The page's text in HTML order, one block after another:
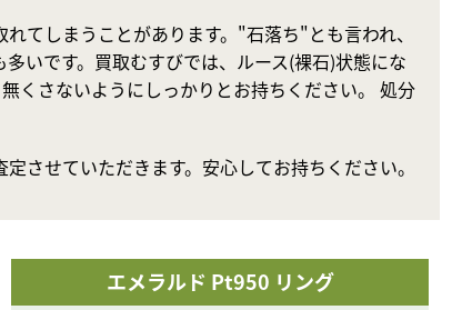
てしまうことがあります。"石落ち"とも言われ、
いです。買取むすびでは、ルース(裸石)状態にな
くさないようにしっかりとお持ちください。 処分
させていただきます。安心してお持ちください。
エメラルド Pt950 リング